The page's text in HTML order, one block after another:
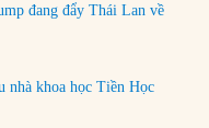
đang đẩy Thái Lan về
nhà khoa học Tiền Học